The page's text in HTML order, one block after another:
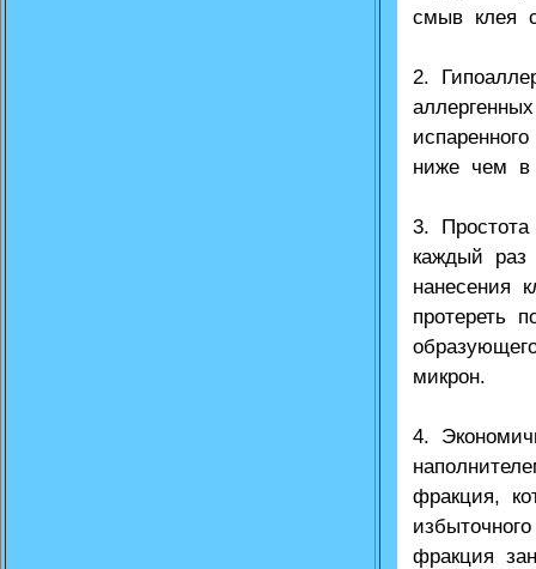
смыв клея
2.
ниже чем в
3.
каждый
нанесения
протереть
микрон.
4.
фракция,
фракция